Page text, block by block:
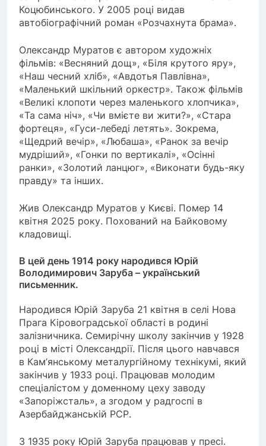
Коцюбинського. У 2005 році видав
автобіографічний роман «Розчахнута брама».
Олександр Муратов є автором художніх
фільмів: «Весняний дощ», «Біля крутого яру»,
«Наш чесний хліб», «Авдотья Павлівна»,
«Маленький шкільний оркестр». Також фільмів
«Великі клопоти через маленького хлопчика»,
«Та сама ніч», «Чи вмієте ви жити?», «Стара
фортеця», «Гуси-лебеді летять». Зокрема,
«Щедрий вечір», «Любаша», «Ранок за вечір
мудріший», «Гонки по вертикалі», «Осінні
ранки», «Золотий ланцюг», «Виконати будь-яку
правду» та інших.
Жив Олександр Муратов у Києві. Помер 14
квітня 2025 року. Похований на Байковому
кладовищі.
В цей день 1914 року народився Юрій
Володимирович Заруба – український
письменник.
Народився Юрій Заруба 21 квітня в селі Нова
Прага Кіровоградської області в родині
залізничника. Семирічну школу закінчив у 1928
році в місті Олександрії. Після цього навчався
в Кам’янському металургійному технікумі, який
закінчив у 1933 році. Працював молодим
спеціалістом у доменному цеху заводу
«Запоріжсталь», а згодом у радгоспі в
Азербайджанській РСР.
З 1935 року Юрій Заруба працював у пресі.